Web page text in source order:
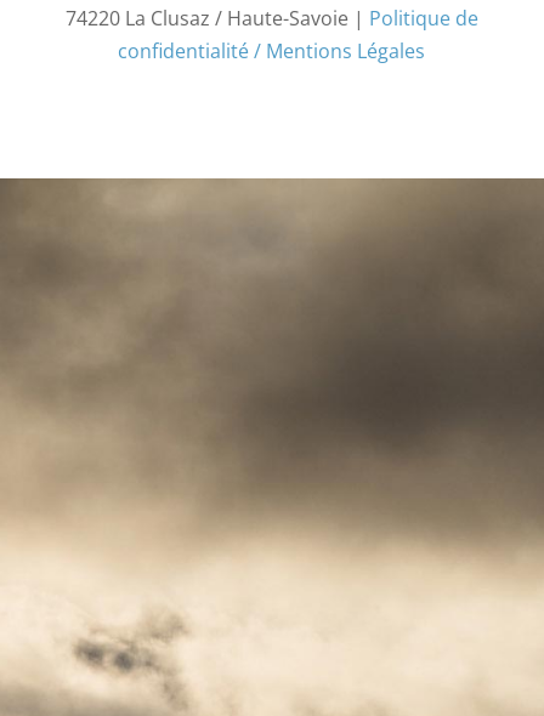
74220 La Clusaz / Haute-Savoie | Politique de
confidentialité / Mentions Légales